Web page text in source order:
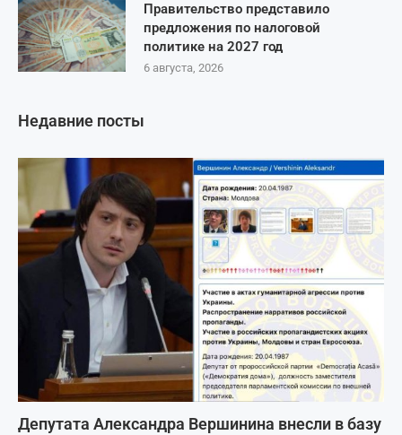
Правительство представило
предложения по налоговой
политике на 2027 год
6 августа, 2026
Недавние посты
Депутата Александра Вершинина внесли в базу